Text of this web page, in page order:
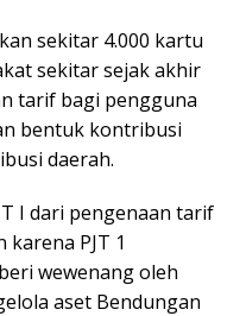
sekitar 4.000 kartu
sekitar sejak akhir
tarif bagi pengguna
bentuk kontribusi
daerah.
I dari pengenaan tarif
PJT 1
wewenang oleh
aset Bendungan